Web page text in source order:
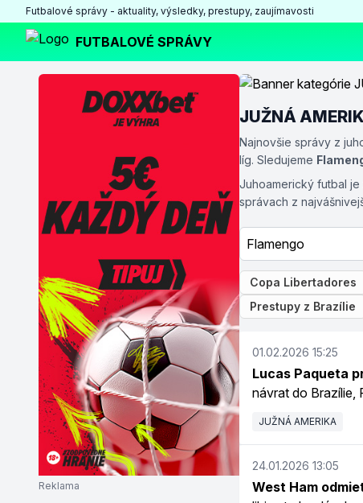
Futbalové správy - aktuality, výsledky, prestupy, zaujímavosti
FUTBALOVÉ SPRÁVY
Reklama
JUŽNÁ
Najnovšie správy z
líg. Sledujeme
Juhoamerický futbal
správach z
Copa Libertadores
Prestupy z Brazílie
01.02.2026 15:25
Lucas Paqueta
návrat do Brazílie,
JUŽNÁ AMERIKA
24.01.2026 13:05
West Ham